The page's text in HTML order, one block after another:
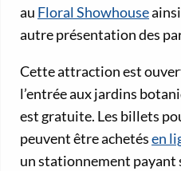
au Floral Showhouseainsi
autre présentation des
Cette attraction est
l’entrée aux jardins
est gratuite. Les billets
peuvent être achetésen
un stationnement payant